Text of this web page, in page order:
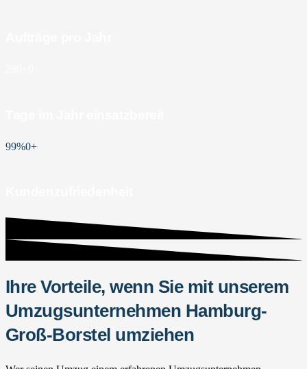
99%0+
Ihre Vorteile, wenn Sie mit unserem
Umzugsunternehmen Hamburg-
Groß-Borstel umziehen